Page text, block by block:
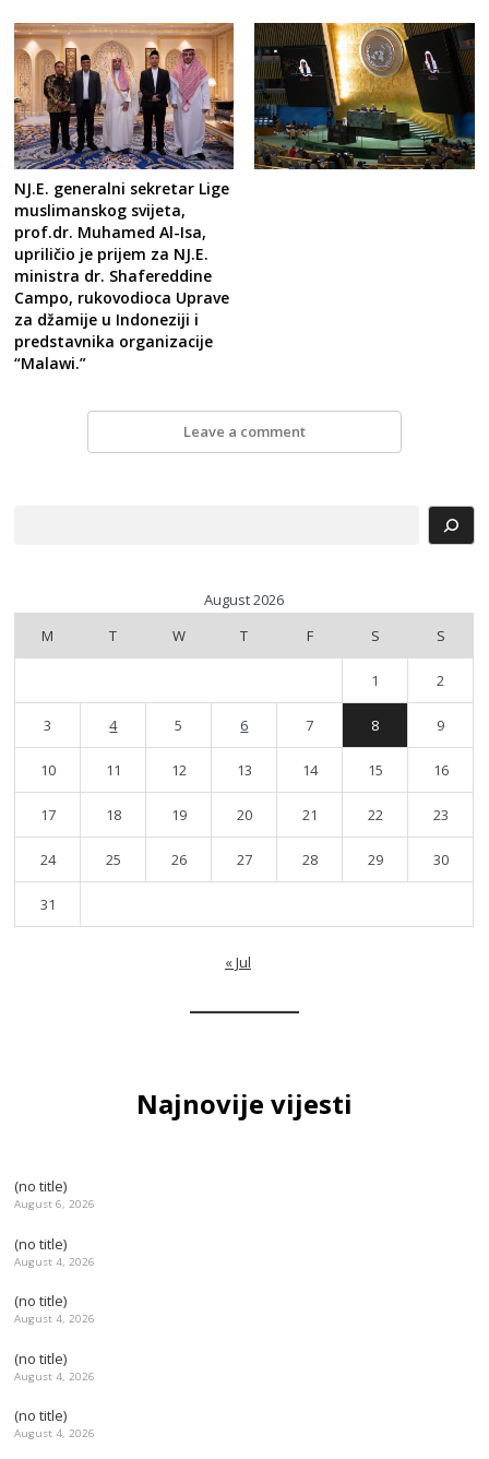
NJ.E. generalni sekretar Lige
muslimanskog svijeta,
prof.dr. Muhamed Al-Isa,
upriličio je prijem za NJ.E.
ministra dr. Shafereddine
Campo, rukovodioca Uprave
za džamije u Indoneziji i
predstavnika organizacije
“Malawi.”
Leave a comment
August 2026
M
T W T F S S
1 2
3 4 5 6 7 8 9
10 11 12 13 14 15 16
17 18 19 20 21 22 23
24 25 26 27 28 29 30
31
« Jul
Najnovije vijesti
(no title)
August 6, 2026
(no title)
August 4, 2026
(no title)
August 4, 2026
(no title)
August 4, 2026
(no title)
August 4, 2026